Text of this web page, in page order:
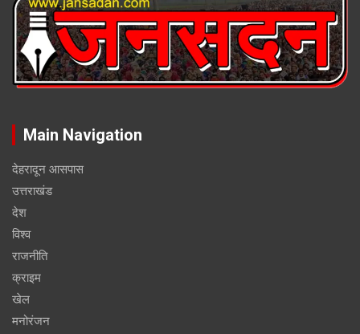
Main Navigation
देहरादून आसपास
उत्तराखंड
देश
विश्व
राजनीति
क्राइम
खेल
मनोरंजन